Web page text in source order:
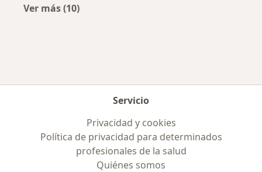
Ver más (10)
Servicio
Privacidad y cookies
Política de privacidad para determinados
profesionales de la salud
Quiénes somos